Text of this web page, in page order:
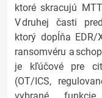
ktoré skracujú
V druhej časti
ktorý dopĺňa EDR/
ransomvéru a
je kľúčové pre
(OT/ICS,